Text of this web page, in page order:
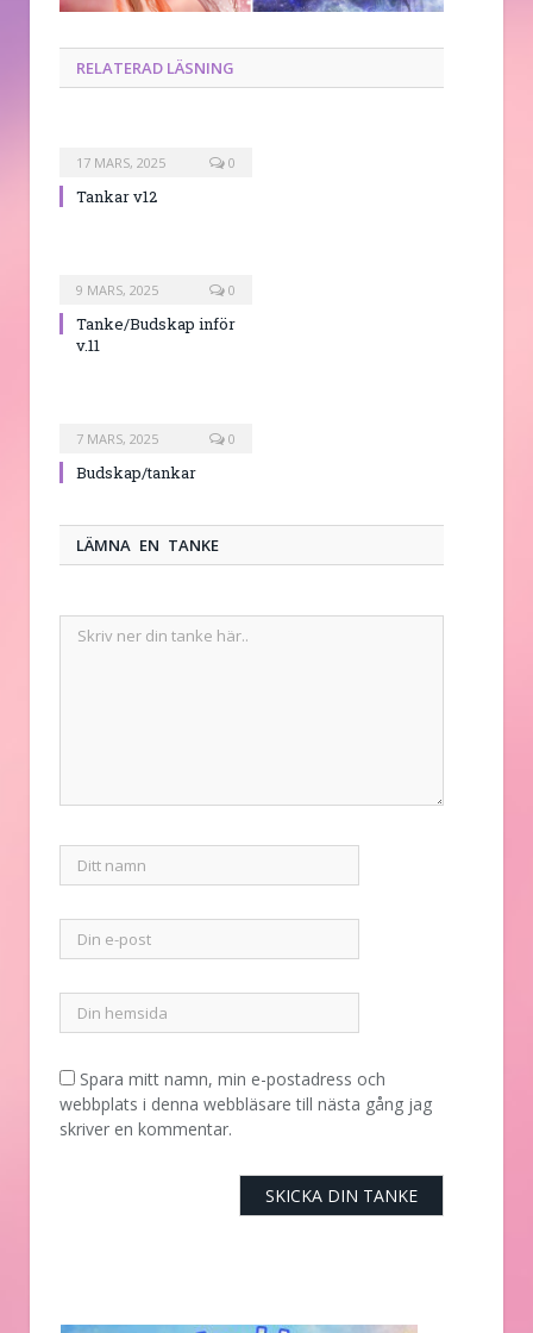
RELATERAD LÄSNING
17 MARS, 2025 0
Tankar v12
9 MARS, 2025 0
Tanke/Budskap inför
v.11
7 MARS, 2025 0
Budskap/tankar
LÄMNA EN TANKE
Spara mitt namn, min e-postadress och
webbplats i denna webbläsare till nästa gång jag
skriver en kommentar.